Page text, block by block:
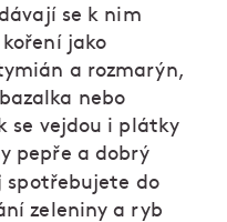
se k nim
jako
a rozmarýn,
nebo
se vejdou i plátky
pepře a dobrý
spotřebujete do
zeleniny a ryb